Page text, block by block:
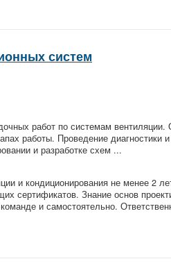
систем
работ по системам вентиляции.
работы. Проведение диагностики
и разработке схем ...
и кондиционирования не менее 2
сертификатов. Знание основ
и самостоятельно.